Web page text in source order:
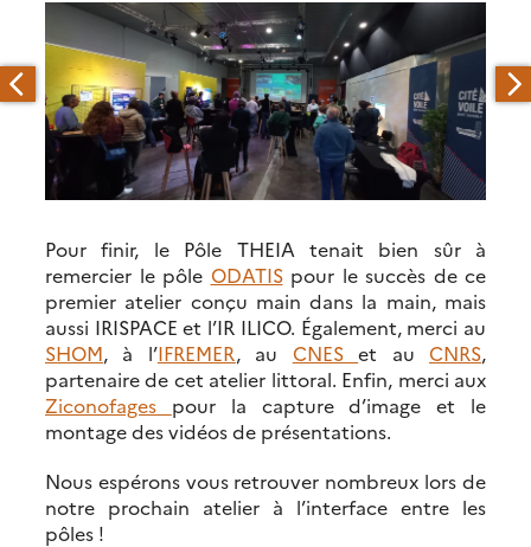
Pour finir, le Pôle THEIA tenait bien sûr à
remercier le pôle ODATISpour le succès de ce
premier atelier conçu main dans la main, mais
aussi IRISPACE et l’IR ILICO. Également, merci au
SHOM, à l’IFREMER, au CNESet au CNRS,
partenaire de cet atelier littoral. Enfin, merci aux
Ziconofages pour la capture d’image et le
montage des vidéos de présentations.
Nous espérons vous retrouver nombreux lors de
notre prochain atelier à l’interface entre les
pôles !